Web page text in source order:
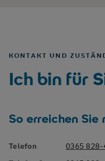
KONTAKT UND
Ich bin für
So erreichen Sie
Telefon
0365 828-